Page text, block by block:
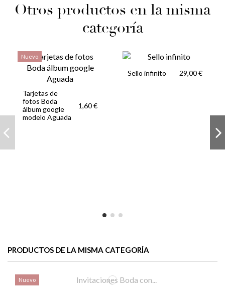
Otros productos en la misma
categoría
Nuevo
Tarjetas de
fotos Boda
álbum google
modelo Aguada
1,60 €
Sello infinito 29,00 €
PRODUCTOS DE LA MISMA CATEGORÍA
Nuevo